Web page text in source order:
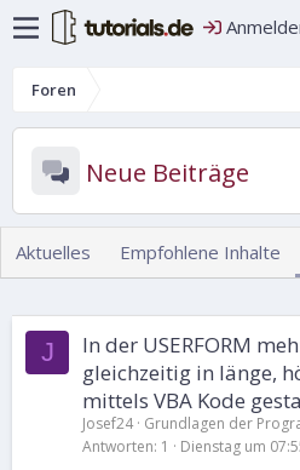
Foren
Neue Beiträge
Aktuelles Empfohlene Inhalte
J
In der USERFORM
gleichzeitig in länge,
mittels VBA Kode
Josef24 Grundlagen der
Antworten 1 Dienstag um